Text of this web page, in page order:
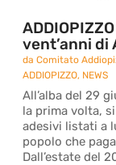
vent’anni di
daComitato
ADDIOPIZZO, NEWS
All’alba del 29
la prima volta,
adesivi listati a
popolo che
Dall’estate del